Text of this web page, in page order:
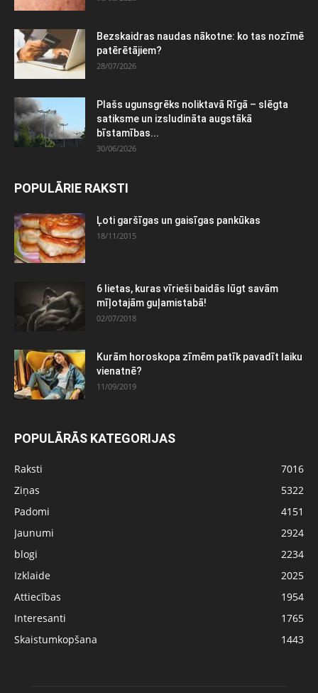
Bezskaidras naudas nākotne: ko tas nozīmē
patērētājiem?
28/07/2026
Plašs ugunsgrēks noliktavā Rīgā – slēgta
satiksme un izsludināta augstākā
bīstamības...
30/06/2026
POPULĀRIE RAKSTI
Ļoti garšīgas un gaisīgas pankūkas
18/11/2015
6 lietas, kuras vīrieši baidās lūgt savām
mīļotajām guļamistabā!
02/07/2018
Kurām horoskopa zīmēm patīk pavadīt laiku
vienatnē?
11/09/2019
POPULĀRĀS KATEGORIJAS
Raksti
7016
Ziņas
5322
Padomi
4151
Jaunumi
2924
blogi
2234
Izklaide
2025
Attiecības
1954
Interesanti
1765
Skaistumkopšana
1443